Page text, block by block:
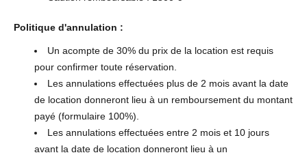
Politique d'annulation :
Un acompte de 30% du prix de la location est requis
pour confirmer toute réservation.
Les annulations effectuées plus de 2 mois avant la date
de location donneront lieu à un remboursement du montant
payé (formulaire 100%).
Les annulations effectuées entre 2 mois et 10 jours
avant la date de location donneront lieu à un